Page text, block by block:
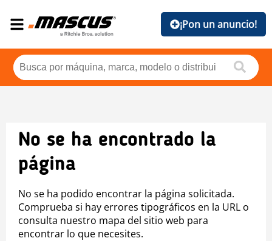
¡Pon un anuncio!
No se ha encontrado la
página
No se ha podido encontrar la página solicitada.
Comprueba si hay errores tipográficos en la URL o
consulta nuestro mapa del sitio web para
encontrar lo que necesites.